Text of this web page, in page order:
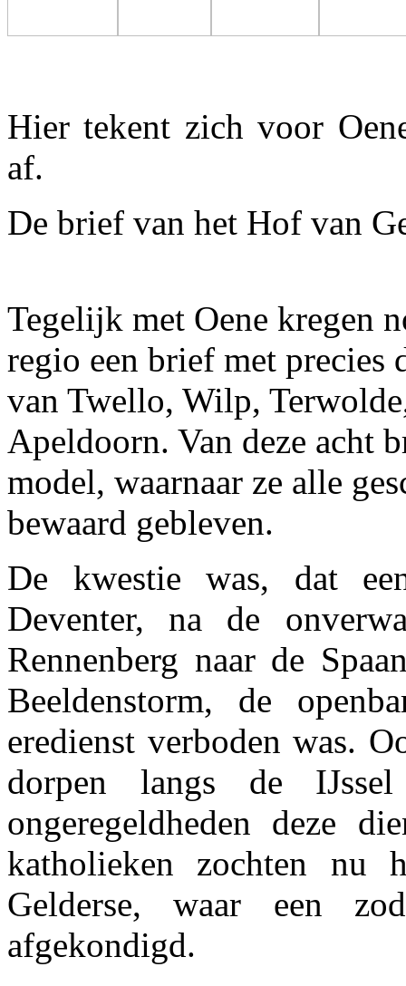
Hier tekent zich voor
af.
De brief van het Hof van
Tegelijk met Oene kregen
regio een brief met precies
van Twello, Wilp,
Apeldoorn. Van deze acht
model, waarnaar ze alle
bewaard gebleven.
De kwestie was, dat
Deventer, na de
Rennenberg naar de
Beeldenstorm, de
eredienst verboden was.
dorpen langs de
ongeregeldheden deze
katholieken zochten
Gelderse, waar een
afgekondigd.